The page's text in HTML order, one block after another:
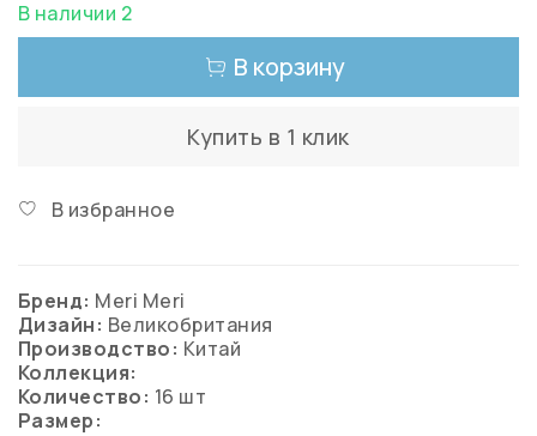
В наличии 2
В корзину
Купить в 1 клик
В избранное
Бренд: Meri Meri
Дизайн: Великобритания
Производство: Китай
Коллекция:
Количество: 16 шт
Размер: